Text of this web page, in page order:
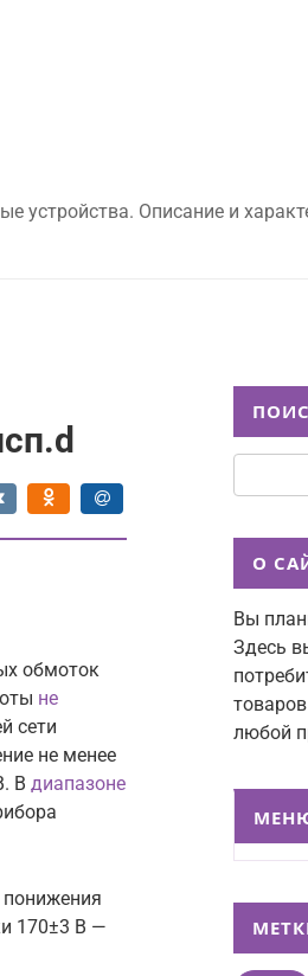
устройства. Описание и
обмоток
не
сети
не менее
В диапазоне
170±3 В —
О
Вы
Здесь
любой